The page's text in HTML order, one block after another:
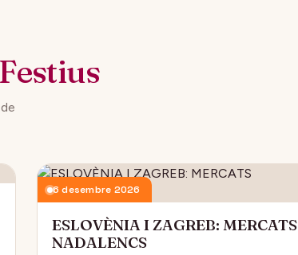
6 desembre 2026
ESLOVÈNIA I ZAGREB: MERCATS
NADALENCS